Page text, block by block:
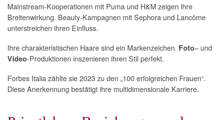
Mainstream-Kooperationen mit Puma und H&M zeigen ihre
Breitenwirkung. Beauty-Kampagnen mit Sephora und Lancôme
unterstreichen ihren Einfluss.
Ihre charakteristischen Haare sind ein Markenzeichen. Foto– und
Video-Produktionen inszenieren ihren Stil perfekt.
Forbes Italia zählte sie 2023 zu den „100 erfolgreichen Frauen“.
Diese Anerkennung bestätigt ihre multidimensionale Karriere.